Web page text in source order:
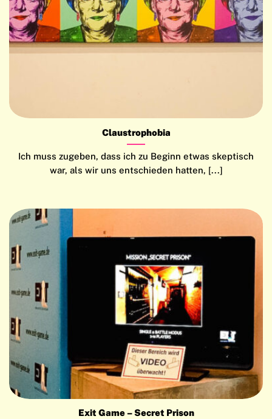
Claustrophobia
Ich muss zugeben, dass ich zu Beginn etwas skeptisch
war, als wir uns entschieden hatten, [...]
Exit Game – Secret Prison